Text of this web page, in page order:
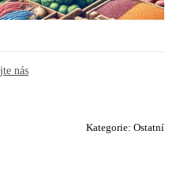
nás
Kategorie: Ostatní